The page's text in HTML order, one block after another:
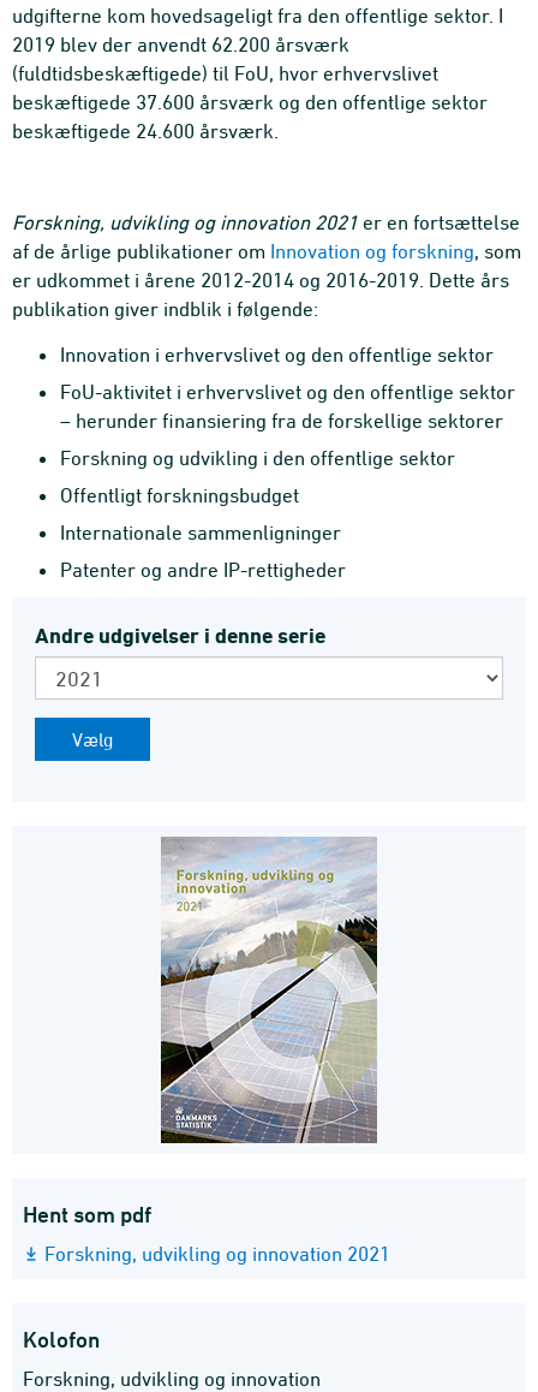
udgifterne kom hovedsageligt fra den offentlige sektor. I
2019 blev der anvendt 62.200 årsværk
(fuldtidsbeskæftigede) til FoU, hvor erhvervslivet
beskæftigede 37.600 årsværk og den offentlige sektor
beskæftigede 24.600 årsværk.
Forskning, udvikling og innovation 2021 er en fortsættelse
af de årlige publikationer om Innovation og forskning, som
er udkommet i årene 2012-2014 og 2016-2019. Dette års
publikation giver indblik i følgende:
Innovation i erhvervslivet og den offentlige sektor
FoU-aktivitet i erhvervslivet og den offentlige sektor
– herunder finansiering fra de forskellige sektorer
Forskning og udvikling i den offentlige sektor
Offentligt forskningsbudget
Internationale sammenligninger
Patenter og andre IP-rettigheder
Andre udgivelser i denne serie
Hent som pdf
Forskning, udvikling og innovation 2021
Kolofon
Forskning, udvikling og innovation